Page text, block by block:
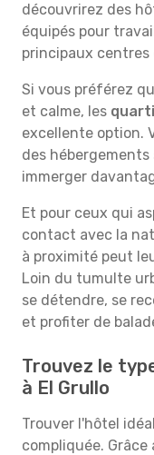
découvrirez des
équipés pour
principaux
Si vous préférez
et calme, les
excellente option.
des
immerger
Et pour ceux qui
contact avec la
à proximité peut
Loin du tumulte
se détendre, se
et profiter de
Trouvez le
à El Grullo
Trouver l'hôtel
compliquée.